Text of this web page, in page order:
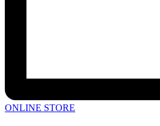
ONLINE STORE